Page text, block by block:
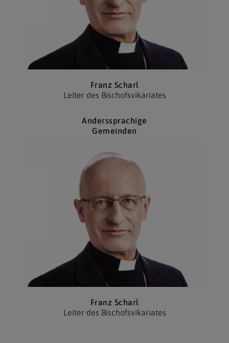
Franz Scharl
Leiter des Bischofs­vikariates
Anderssprachige
Gemeinden
Franz Scharl
Leiter des Bischofs­vikariates